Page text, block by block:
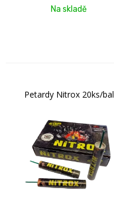
Na skladě
Petardy Nitrox 20ks/bal